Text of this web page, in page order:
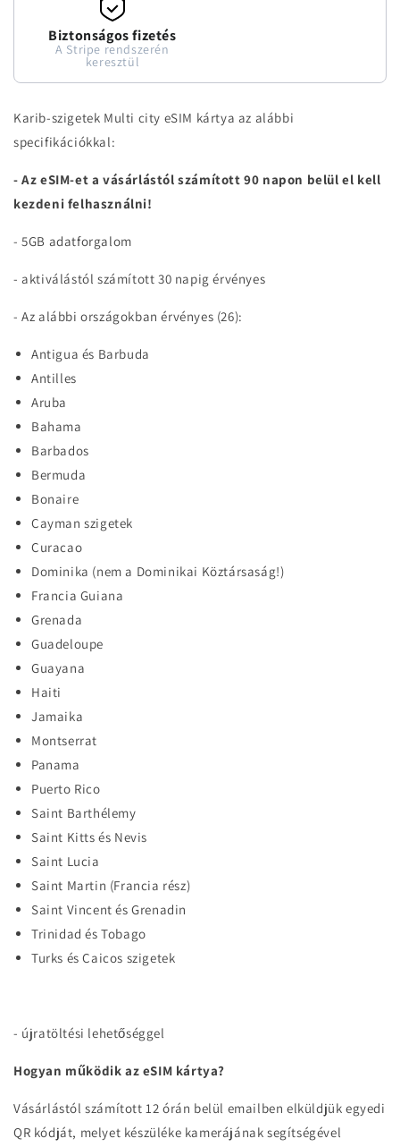
Biztonságos fizetés
A Stripe rendszerén
keresztül
Karib-szigetek Multi city eSIM kártya az alábbi
specifikációkkal:
- Az eSIM-et a vásárlástól számított 90 napon belül el kell
kezdeni felhasználni!
- 5GB adatforgalom
- aktiválástól számított 30 napig érvényes
- Az alábbi országokban érvényes (26):
Antigua és Barbuda
Antilles
Aruba
Bahama
Barbados
Bermuda
Bonaire
Cayman szigetek
Curacao
Dominika (nem a Dominikai Köztársaság!)
Francia Guiana
Grenada
Guadeloupe
Guayana
Haiti
Jamaika
Montserrat
Panama
Puerto Rico
Saint Barthélemy
Saint Kitts és Nevis
Saint Lucia
Saint Martin (Francia rész)
Saint Vincent és Grenadin
Trinidad és Tobago
Turks és Caicos szigetek
- újratöltési lehetőséggel
Hogyan működik az eSIM kártya?
Vásárlástól számított 12 órán belül emailben elküldjük egyedi
QR kódját, melyet készüléke kamerájának segítségével